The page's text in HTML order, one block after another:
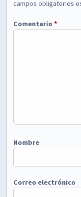
campos obligatorios
Comentario*
Nombre
Correo electrónico